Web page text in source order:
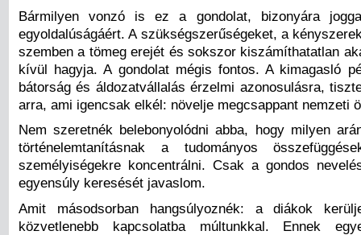
Bármilyen vonzó is ez a gondolat, bizonyára
egyoldalúságáért. A szükségszerűségeket, a
szemben a tömeg erejét és sokszor kiszámíthatatlan
kívül hagyja. A gondolat mégis fontos. A kimagasló
bátorság és áldozatvállalás érzelmi azonosulásra,
arra, ami igencsak elkél: növelje megcsappant nemzeti
Nem szeretnék belebonyolódni abba, hogy milyen
történelemtanításnak a tudományos
személyiségekre koncentrálni. Csak a gondos
egyensúly keresését javaslom.
Amit másodsorban hangsúlyoznék: a diákok
közvetlenebb kapcsolatba múltunkkal. Ennek